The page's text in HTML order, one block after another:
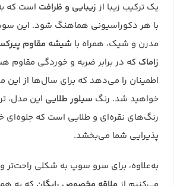
یک ترکیب زیبا از زیبایی و ظرافت است که
با هر دکوراسیونی هماهنگ شود. این
مدرن و شیک، همراه با شیشه مقاوم
زاماک که در برابر ضربه و خوردگی مقاوم
اطمینان را می‌دهد که برای سال‌ها از
خواهید شد. رنگ سیلور طلایی این مدل،
رنگ‌های نقره‌ای و طلایی است که
پذیرایی شما می‌بخشد.
به‌علاوه، برای سرو سوپ به شکلی راحت‌تر